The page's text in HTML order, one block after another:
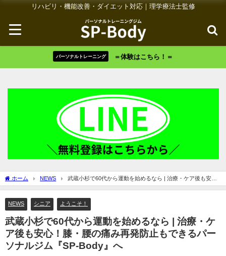
リハビリ・機能改善・ダイエット対応｜理学療法士監修
パーソナルトレーニング ＝体験はこちら！＝
ホーム NEWS
武蔵小杉で60代から運動を始めるなら | 治療・ケア後も安
心！膝・腰の痛み再発防止もできるパーソナルジム『SP-Body』へ
NEWS シニア ようこそ！
武蔵小杉で60代から運動を始めるなら | 治療・ケ
ア後も安心！膝・腰の痛み再発防止もできるパー
ソナルジム『SP-Body』へ